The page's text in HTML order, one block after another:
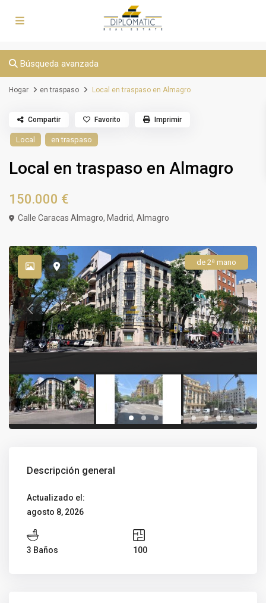
Búsqueda avanzada
Hogar en traspaso Local en traspaso en Almagro
Local en traspaso
Local en traspaso en Almagro
150.000 €
Calle Caracas Almagro, Madrid,Almagro
Compartir Favorito Imprimir
de 2ª mano
Descripción general
Actualizado el:
agosto 8, 2026
3 Baños 100